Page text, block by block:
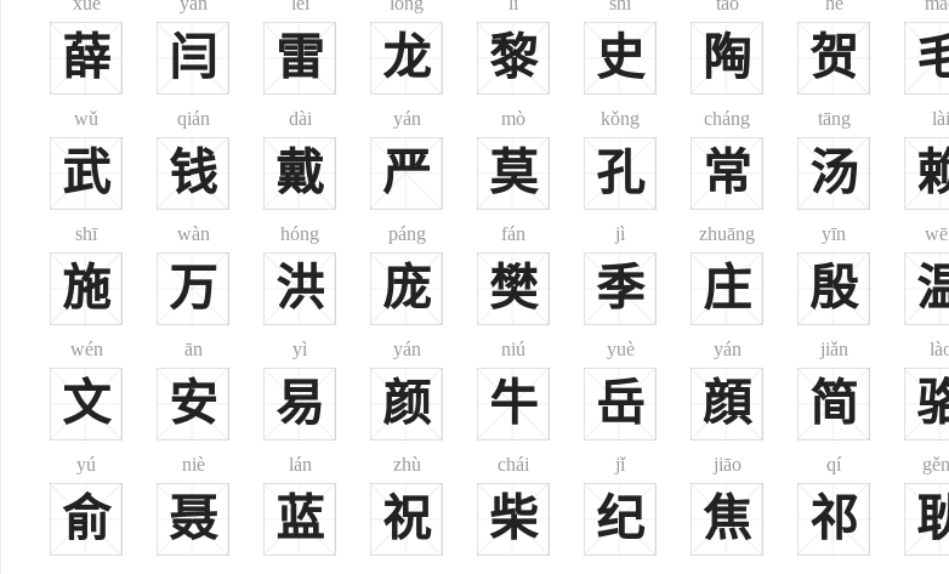
此外还有赵郡堂，平棘堂等。
一、
李姓分布：分布极广，约占全国汉族人口7.9%，为中国第一大姓。李姓在北方诸省中所占比例较高，一般在8%以
李姓起源：
1、源自嬴姓。帝高阳氏之裔陶为尧大理(掌刑法长官)，世为大理，以官命族为理氏。商纣王之时，理徵以直道不
2、汉中李氏源出巴西宕渠(故城在今四川渠县东北)氐人，天下大乱，后迁于汉中杨车坂，魏武帝克汉中，李虚率
3、北魏时改代北叱李氏为李氏，见《魏书·官氏志》。
4、阆州李氏丁零(即高车族)人，源出代北鲜于氏，世为豪族，后乞赐姓李，见《旧唐书》、《金石萃编》。
5、太原李氏，源出回鹘。唐时阿跌部落在贞观时内附，以部为氏，后因功赐姓李氏，遂家于太原，见《新唐书》等
6、京兆李氏，源自契丹，其先为契丹酋长，见《通鉴》。
7、金城李氏，源自沙陀，其先本号朱邪，出于西突厥人。唐贞观中，沙陀都督朱邪尽忠归顺，赐姓李氏，遂为沙
8、杨城，妫州李氏，源自奚人，亦为唐所赐姓，见《新唐书》。
9、高平李氏，源自靺鞨人，隋末有突地稽部酋长，率部归，居营州，授金紫光大夫、辽西太守，后徒高平，赐姓李
10、幽州李氏，源自靺鞨人，其先本姓茹茹，唐时茹常居幽州，以战
李姓名人：
李耳，周时楚苦县厉乡曲仁里人，著《道德经》。
薛 闫 雷 龙 黎 史 陶 贺
wǔ
武
qián
钱
dài
戴
yán
严
mò
莫
kǒng
孔
cháng
常
tāng
汤
lài
shī
施
wàn
万
hóng
洪
páng
庞
fán
樊
jì
季
zhuāng
庄
yīn
殷
wén
文
ān
安
yì
易
yán
颜
niú
牛
yuè
岳
yán
顔
jiǎn
简
yú
俞
niè
聂
lán
蓝
zhù
祝
chái
柴
jǐ
纪
jiāo
焦
qí
祁